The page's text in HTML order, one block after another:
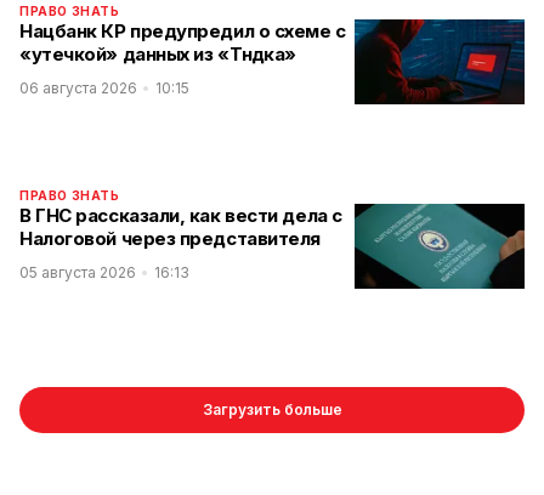
ПРАВО ЗНАТЬ
Нацбанк КР предупредил о схеме с
«утечкой» данных из «Түндүка»
06 августа 2026 10:15
ПРАВО ЗНАТЬ
В ГНС рассказали, как вести дела с
Налоговой через представителя
05 августа 2026 16:13
Загрузить больше